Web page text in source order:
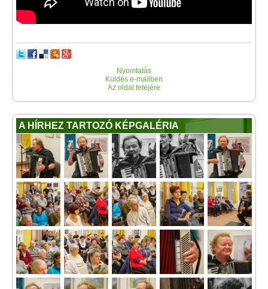
Nyomtatás
Küldés e-mailben
Az oldal tetejére
A HÍRHEZ TARTOZÓ KÉPGALÉRIA